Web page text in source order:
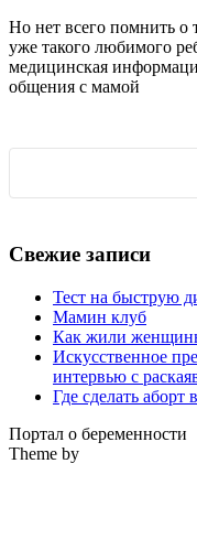
Но нет всего помнить о
уже такого любимого
медицинская
общения с мамой
Свежие записи
Тест на быструю
Мамин клуб
Как жили
Искусственное
интервью с
Где сделать аборт
Портал о беременности
Theme by